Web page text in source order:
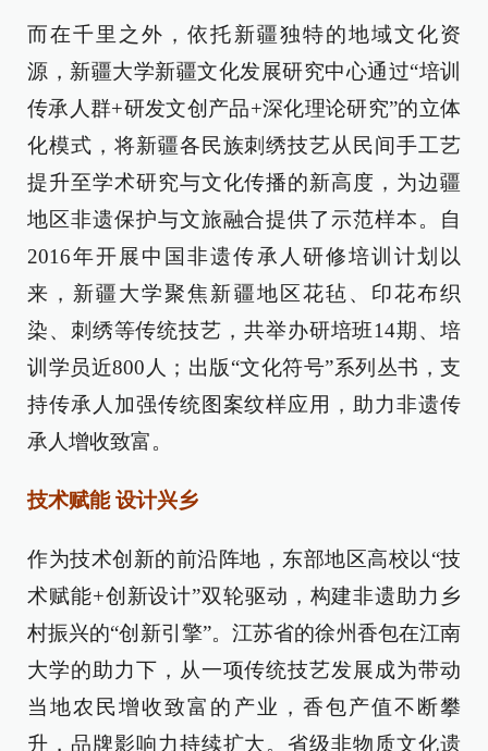
而在千里之外，依托新疆独特的地域文化资
源，新疆大学新疆文化发展研究中心通过“培训
传承人群+研发文创产品+深化理论研究”的立体
化模式，将新疆各民族刺绣技艺从民间手工艺
提升至学术研究与文化传播的新高度，为边疆
地区非遗保护与文旅融合提供了示范样本。自
2016年开展中国非遗传承人研修培训计划以
来，新疆大学聚焦新疆地区花毡、印花布织
染、刺绣等传统技艺，共举办研培班14期、培
训学员近800人；出版“文化符号”系列丛书，支
持传承人加强传统图案纹样应用，助力非遗传
承人增收致富。
技术赋能 设计兴乡
作为技术创新的前沿阵地，东部地区高校以“技
术赋能+创新设计”双轮驱动，构建非遗助力乡
村振兴的“创新引擎”。江苏省的徐州香包在江南
大学的助力下，从一项传统技艺发展成为带动
当地农民增收致富的产业，香包产值不断攀
升，品牌影响力持续扩大。省级非物质文化遗